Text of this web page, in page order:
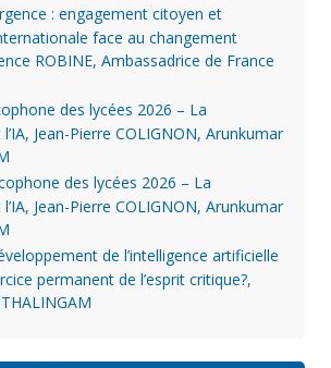
: engagement citoyen et
face au changement
ROBINE, Ambassadrice de France
des lycées 2026 – La
Jean-Pierre COLIGNON, Arunkumar
des lycées 2026 – La
Jean-Pierre COLIGNON, Arunkumar
de l’intelligence artificielle
permanent de l’esprit critique?,